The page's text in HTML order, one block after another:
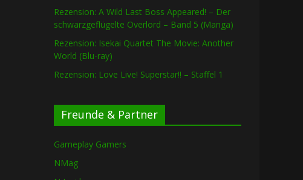
Rezension: A Wild Last Boss Appeared! – Der
schwarzgeflügelte Overlord – Band 5 (Manga)
Rezension: Isekai Quartet The Movie: Another
World (Blu-ray)
Rezension: Love Live! Superstar!! – Staffel 1
Freunde & Partner
Gameplay Gamers
NMag